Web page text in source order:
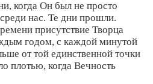
когда Он был не просто
нас. Те дни прошли.
присутствие Творца
годом, с каждой минутой
от той единственной точки
плотью, когда Вечность